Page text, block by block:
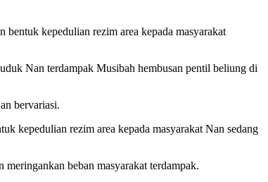
kepedulian rezim area kepada masyarakat
Nan terdampak Musibah hembusan pentil beliung di
bervariasi.
kepedulian rezim area kepada masyarakat Nan sedang
beban masyarakat terdampak.